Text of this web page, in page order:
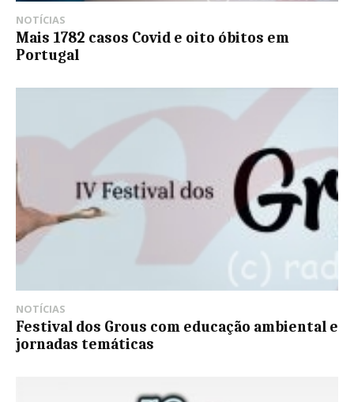
NOTÍCIAS
Mais 1782 casos Covid e oito óbitos em
Portugal
NOTÍCIAS
Festival dos Grous com educação ambiental e
jornadas temáticas